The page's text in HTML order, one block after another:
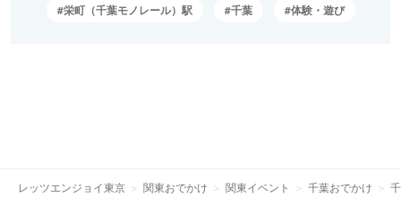
栄町（千葉モノレール）駅 千葉 体験・遊び
レッツエンジョイ東京 関東おでかけ 関東イベント 千葉おでかけ